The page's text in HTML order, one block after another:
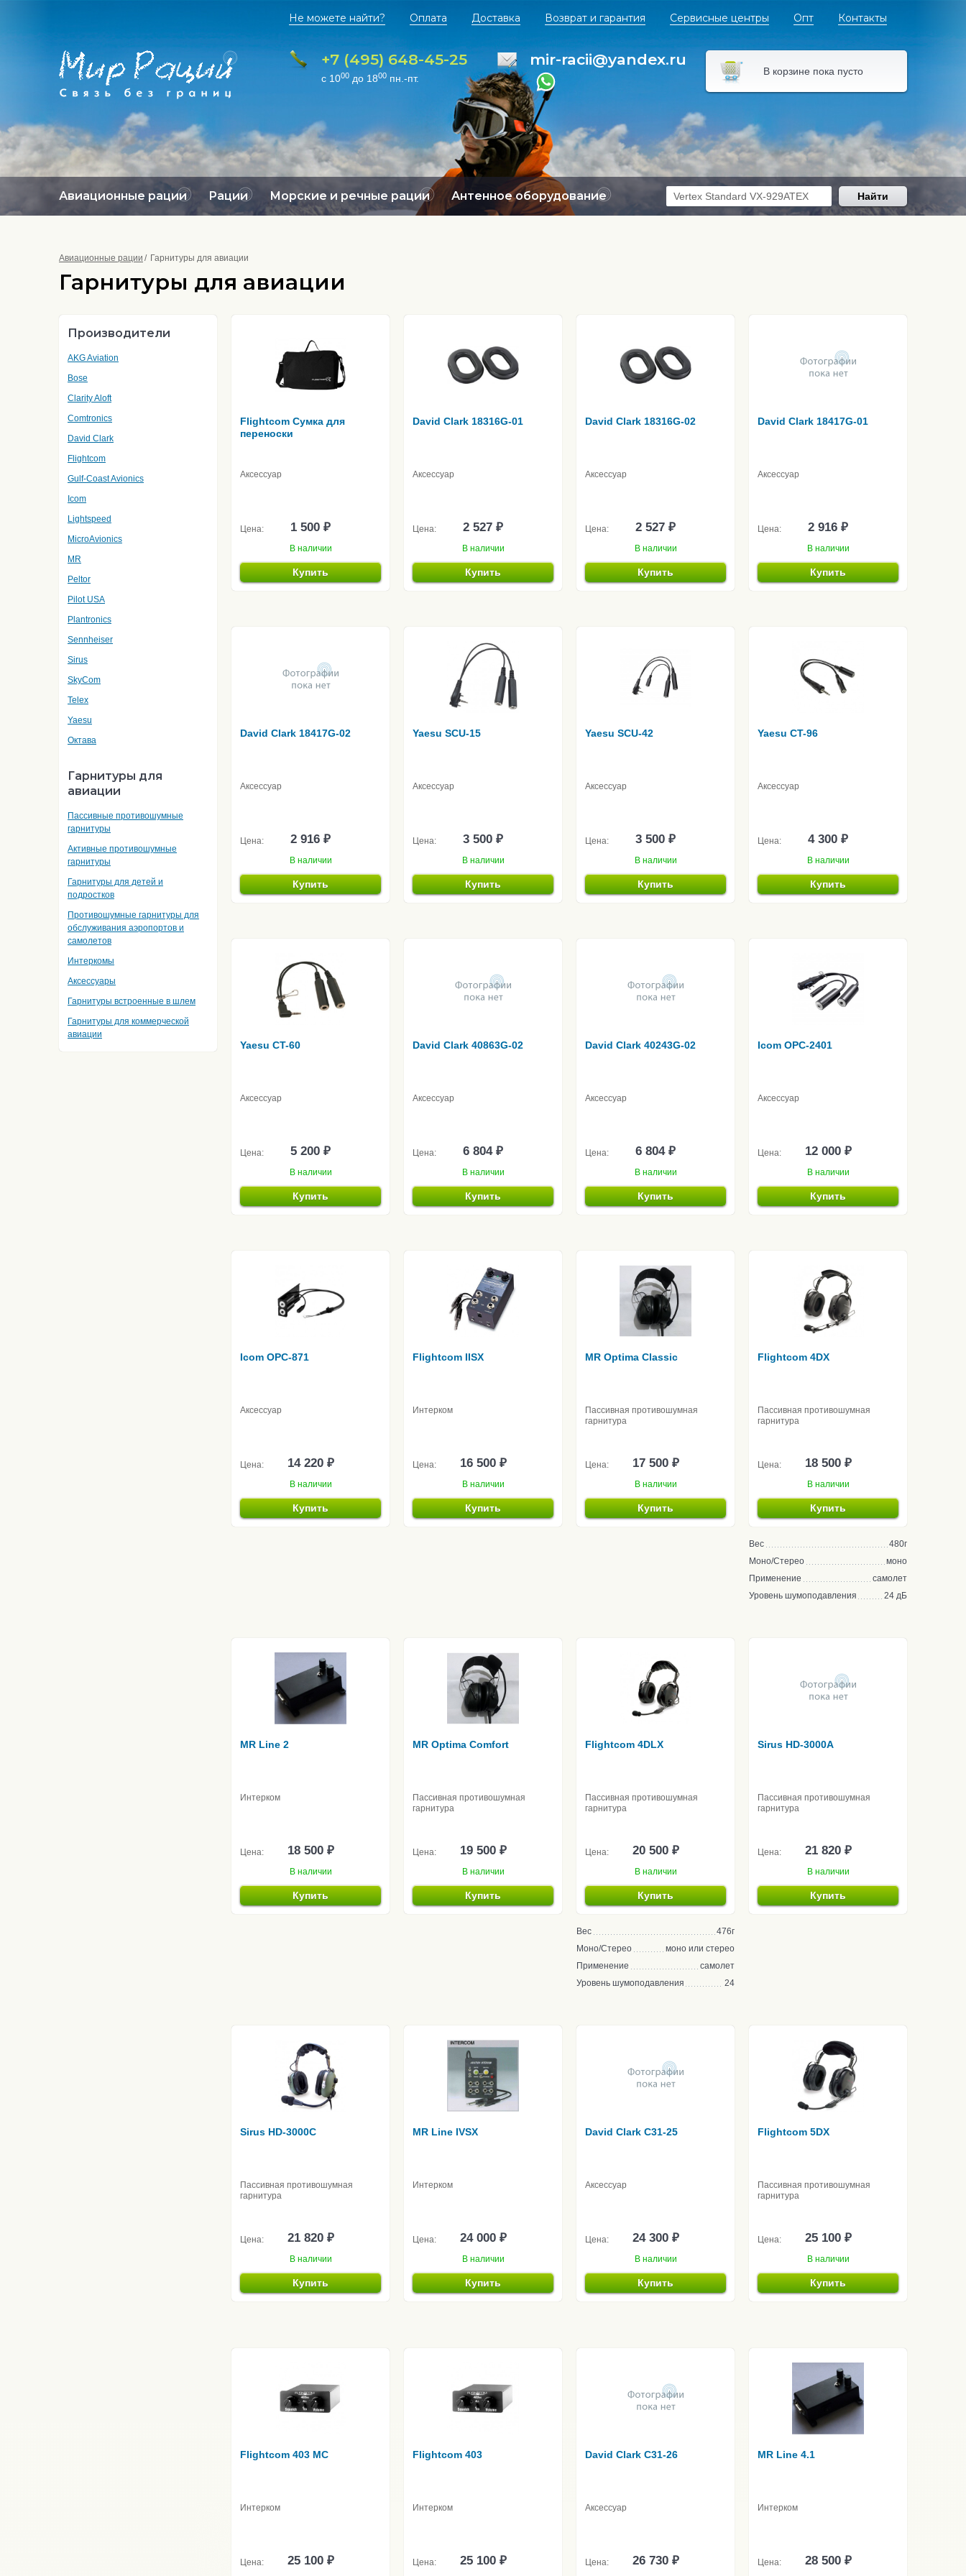
Не можете найти? Оплата Доставка Возврат и гарантия Сервисные центры Опт Контакты
+7 (495) 648-45-25
с 1000 до 1800 пн.-пт.
mir-racii@yandex.ru
В корзине пока пусто
Авиационные рации Рации Морские и речные рации Антенное оборудование Найти
Авиационные рации Гарнитуры для авиации
Гарнитуры для авиации
Производители
AKG Aviation
Bose
Clarity Aloft
Comtronics
David Clark
Flightcom
Gulf-Coast Avionics
Icom
Lightspeed
MicroAvionics
MR
Peltor
Pilot USA
Plantronics
Sennheiser
Sirus
SkyCom
Telex
Yaesu
Октава
Гарнитуры для
авиации
Пассивные противошумные
гарнитуры
Активные противошумные
гарнитуры
Гарнитуры для детей и
подростков
Противошумные гарнитуры для
обслуживания аэропортов и
самолетов
Интеркомы
Аксессуары
Гарнитуры встроенные в шлем
Гарнитуры для коммерческой
авиации
Flightcom Сумка для
переноски
Аксессуар
Цена: 1 500 ₽
В наличии
Купить
David Clark 18316G-01
Аксессуар
Цена: 2 527 ₽
В наличии
Купить
David Clark 18316G-02
Аксессуар
Цена: 2 527 ₽
В наличии
Купить
David Clark 18417G-01
Аксессуар
Цена: 2 916 ₽
В наличии
Купить
David Clark 18417G-02
Аксессуар
Цена: 2 916 ₽
В наличии
Купить
Yaesu SCU-15
Аксессуар
Цена: 3 500 ₽
В наличии
Купить
Yaesu SCU-42
Аксессуар
Цена: 3 500 ₽
В наличии
Купить
Yaesu CT-96
Аксессуар
Цена: 4 300 ₽
В наличии
Купить
Yaesu CT-60
Аксессуар
Цена: 5 200 ₽
В наличии
Купить
David Clark 40863G-02
Аксессуар
Цена: 6 804 ₽
В наличии
Купить
David Clark 40243G-02
Аксессуар
Цена: 6 804 ₽
В наличии
Купить
Icom OPC-2401
Аксессуар
Цена: 12 000 ₽
В наличии
Купить
Icom OPC-871
Аксессуар
Цена: 14 220 ₽
В наличии
Купить
Flightcom IISX
Интерком
Цена: 16 500 ₽
В наличии
Купить
MR Optima Classic
Пассивная противошумная
гарнитура
Цена: 17 500 ₽
В наличии
Купить
Flightcom 4DX
Пассивная противошумная
гарнитура
Цена: 18 500 ₽
В наличии
Купить
Вес
480г
Моно/Стерео
моно
Применение
самолет
Уровень шумоподавления
24 дБ
MR Line 2
Интерком
Цена: 18 500 ₽
В наличии
Купить
MR Optima Comfort
Пассивная противошумная
гарнитура
Цена: 19 500 ₽
В наличии
Купить
Flightcom 4DLX
Пассивная противошумная
гарнитура
Цена: 20 500 ₽
В наличии
Купить
Вес
476г
Моно/Стерео
моно или стерео
Применение
самолет
Уровень шумоподавления
24
Sirus HD-3000A
Пассивная противошумная
гарнитура
Цена: 21 820 ₽
В наличии
Купить
Sirus HD-3000C
Пассивная противошумная
гарнитура
Цена: 21 820 ₽
В наличии
Купить
MR Line IVSX
Интерком
Цена: 24 000 ₽
В наличии
Купить
David Clark C31-25
Аксессуар
Цена: 24 300 ₽
В наличии
Купить
Flightcom 5DX
Пассивная противошумная
гарнитура
Цена: 25 100 ₽
В наличии
Купить
Flightcom 403 MC
Интерком
Цена: 25 100 ₽
Flightcom 403
Интерком
Цена: 25 100 ₽
David Clark C31-26
Аксессуар
Цена: 26 730 ₽
MR Line 4.1
Интерком
Цена: 28 500 ₽